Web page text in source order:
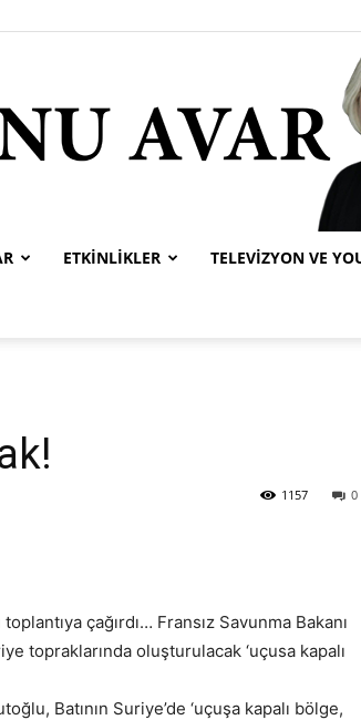
ETKINLIKLER TELEVIZYON VE
0
1157
çağırdı… Fransız Savunma Bakanı
topraklarında oluşturulacak ‘uçusa kapalı
Batının Suriye’de ‘uçuşa kapalı bölge,